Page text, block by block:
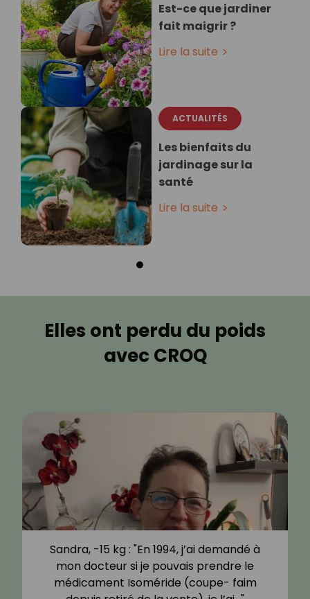
Est-ce que jardiner
fait maigrir ?
Lire la suite
ACTUALITÉS
Les bienfaits du
jardinage sur la
santé
Lire la suite
Elles ont perdu du poids
avec CROQ
Sandra, -15 kg : "En 1994, j’ai demandé à
mon docteur si je pouvais prendre le
médicament Isoméride (coupe- faim